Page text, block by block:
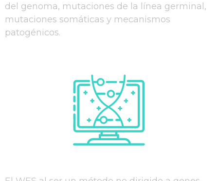
del genoma, mutaciones de la línea germinal,
mutaciones somáticas y mecanismos
patogénicos.